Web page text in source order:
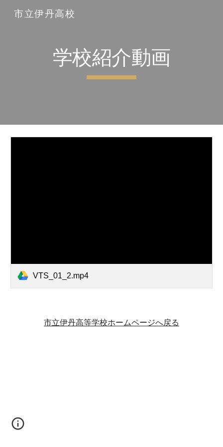
Skip to main content
市立伊丹高校
学校紹介動画
VTS_01_2.mp4
市立伊丹高等学校ホームページへ戻る